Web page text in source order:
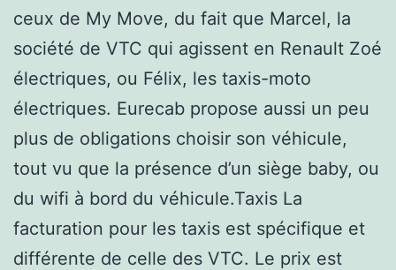
ceux de My Move, du fait que Marcel, la
société de VTC qui agissent en Renault Zoé
électriques, ou Félix, les taxis-moto
électriques. Eurecab propose aussi un peu
plus de obligations choisir son véhicule,
tout vu que la présence d’un siège baby, ou
du wifi à bord du véhicule.Taxis La
facturation pour les taxis est spécifique et
différente de celle des VTC. Le prix est